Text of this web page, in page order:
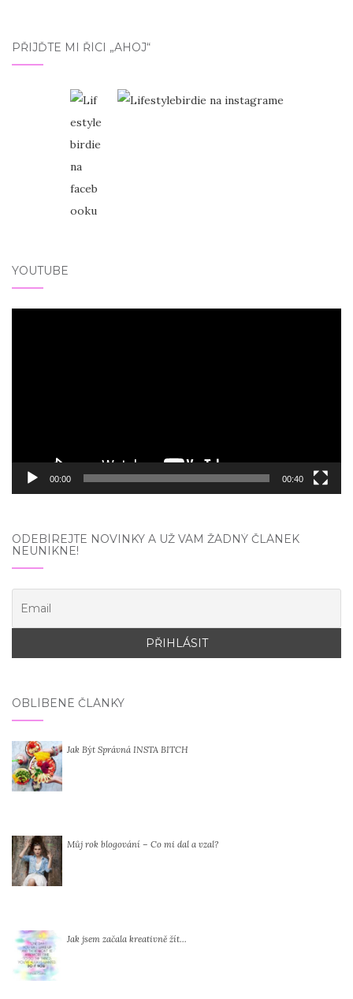
PŘIJĎTE MI ŘÍCI „AHOJ“
YOUTUBE
00:00 00:40
ODEBÍREJTE NOVINKY A UŽ VÁM ŽÁDNÝ ČLÁNEK
NEUNIKNE!
OBLÍBENÉ ČLÁNKY
Jak Být Správná INSTA BITCH
Můj rok blogování – Co mi dal a vzal?
Jak jsem začala kreativně žít…